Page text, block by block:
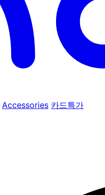
Accessories 카드특가